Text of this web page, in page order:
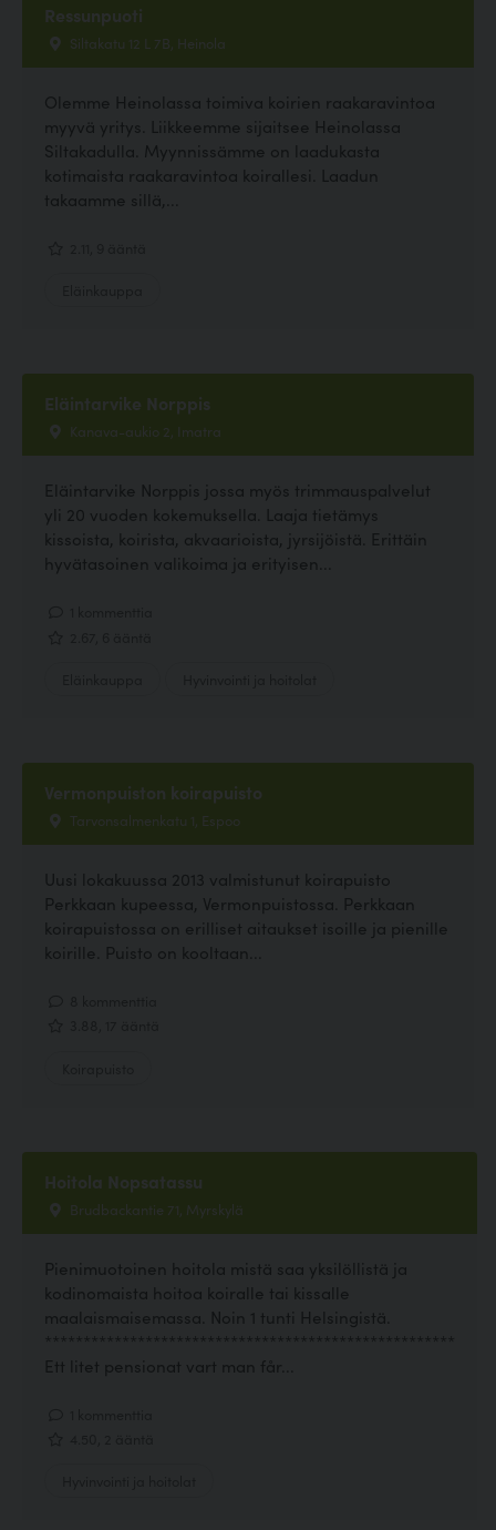
Ressunpuoti
Siltakatu 12 L 7B, Heinola
Olemme Heinolassa toimiva koirien raakaravintoa
myyvä yritys. Liikkeemme sijaitsee Heinolassa
Siltakadulla. Myynnissämme on laadukasta
kotimaista raakaravintoa koirallesi. Laadun
takaamme sillä,...
Eläintarvike Norppis
Kanava-aukio 2, Imatra
Eläintarvike Norppis jossa myös trimmauspalvelut
yli 20 vuoden kokemuksella. Laaja tietämys
kissoista, koirista, akvaarioista, jyrsijöistä. Erittäin
hyvätasoinen valikoima ja erityisen...
Vermonpuiston koirapuisto
Tarvonsalmenkatu 1, Espoo
Uusi lokakuussa 2013 valmistunut koirapuisto
Perkkaan kupeessa, Vermonpuistossa. Perkkaan
koirapuistossa on erilliset aitaukset isoille ja pienille
koirille. Puisto on kooltaan...
Hoitola Nopsatassu
Brudbackantie 71, Myrskylä
Pienimuotoinen hoitola mistä saa yksilöllistä ja
kodinomaista hoitoa koiralle tai kissalle
maalaismaisemassa. Noin 1 tunti Helsingistä.
Ett litet pensionat vart man får...